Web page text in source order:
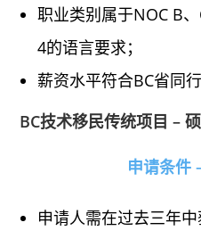
职业类别属于NOC B
4的语言要求；
薪资水平符合BC省同
BC技术移民传统项目 –
申请条件
申请人需在过去三年